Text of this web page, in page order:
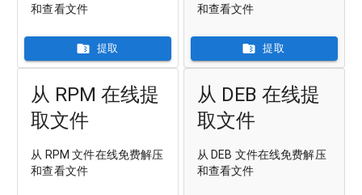
和查看文件
提取
和查看文件
提取
从 RPM 在线提
取文件
从 RPM 文件在线免费解压
和查看文件
从 DEB 在线提
取文件
从 DEB 文件在线免费解压
和查看文件